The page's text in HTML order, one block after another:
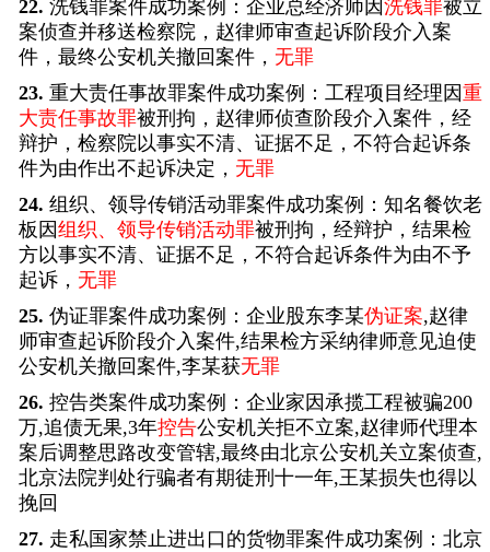
22. 洗钱罪案件成功案例：企业总经济师因洗钱罪被立
案侦查并移送检察院，赵律师审查起诉阶段介入案
件，最终公安机关撤回案件， 无罪
23. 重大责任事故罪案件成功案例：工程项目经理因重
大责任事故罪被刑拘，赵律师侦查阶段介入案件，经
辩护，检察院以事实不清、证据不足，不符合起诉条
件为由作出不起诉决定， 无罪
24. 组织、领导传销活动罪案件成功案例：知名餐饮老
板因组织、领导传销活动罪被刑拘，经辩护，结果检
方以事实不清、证据不足，不符合起诉条件为由不予
起诉， 无罪
25. 伪证罪案件成功案例：企业股东李某伪证案,赵律
师审查起诉阶段介入案件,结果检方采纳律师意见迫使
公安机关撤回案件,李某获无罪
26. 控告类案件成功案例：企业家因承揽工程被骗200
万,追债无果,3年控告公安机关拒不立案,赵律师代理本
案后调整思路改变管辖,最终由北京公安机关立案侦查,
北京法院判处行骗者有期徒刑十一年,王某损失也得以
挽回
27. 走私国家禁止进出口的货物罪案件成功案例：北京